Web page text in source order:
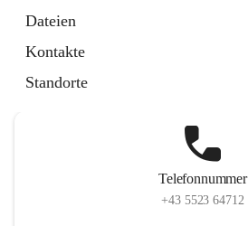
Dateien
Kontakte
Standorte
Telefonnummer
+43 5523 64712